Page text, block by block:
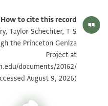
T-S Ar.12.20 1v
بيان أذونات الصورة
How to cite this record:
Taylor-Schechter, T-S
the Princeton Geniza
Project at
documents/20162/
August 9, 2026).